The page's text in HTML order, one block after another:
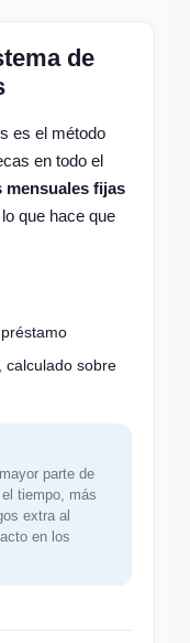
de
es el método
en todo el
mensuales fijas
que hace que
calculado sobre
parte de
tiempo, más
extra al
en los